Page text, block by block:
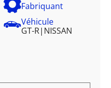
Fabriquant
Véhicule
GT-R| NISSAN